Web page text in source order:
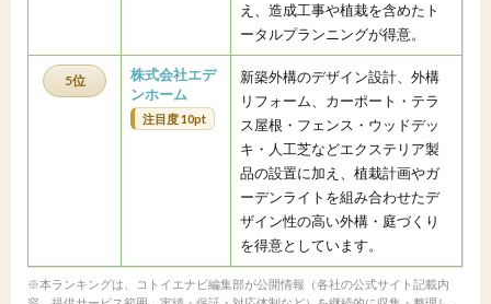
え、造成工事や植栽を含めたト
ータルプランニングが得意。
5位
株式会社エデ
ンホーム
注目度 10pt
新築外構のデザイン設計、外構
リフォーム、カーポート・テラ
ス屋根・フェンス・ウッドデッ
キ・人工芝などエクステリア製
品の設置に加え、植栽計画やガ
ーデンライトを組み合わせたデ
ザイン性の高い外構・庭づくり
を得意としています。
※本ランキングは、コトイエナビ編集部が公開情報（各社の公式サイト記載内